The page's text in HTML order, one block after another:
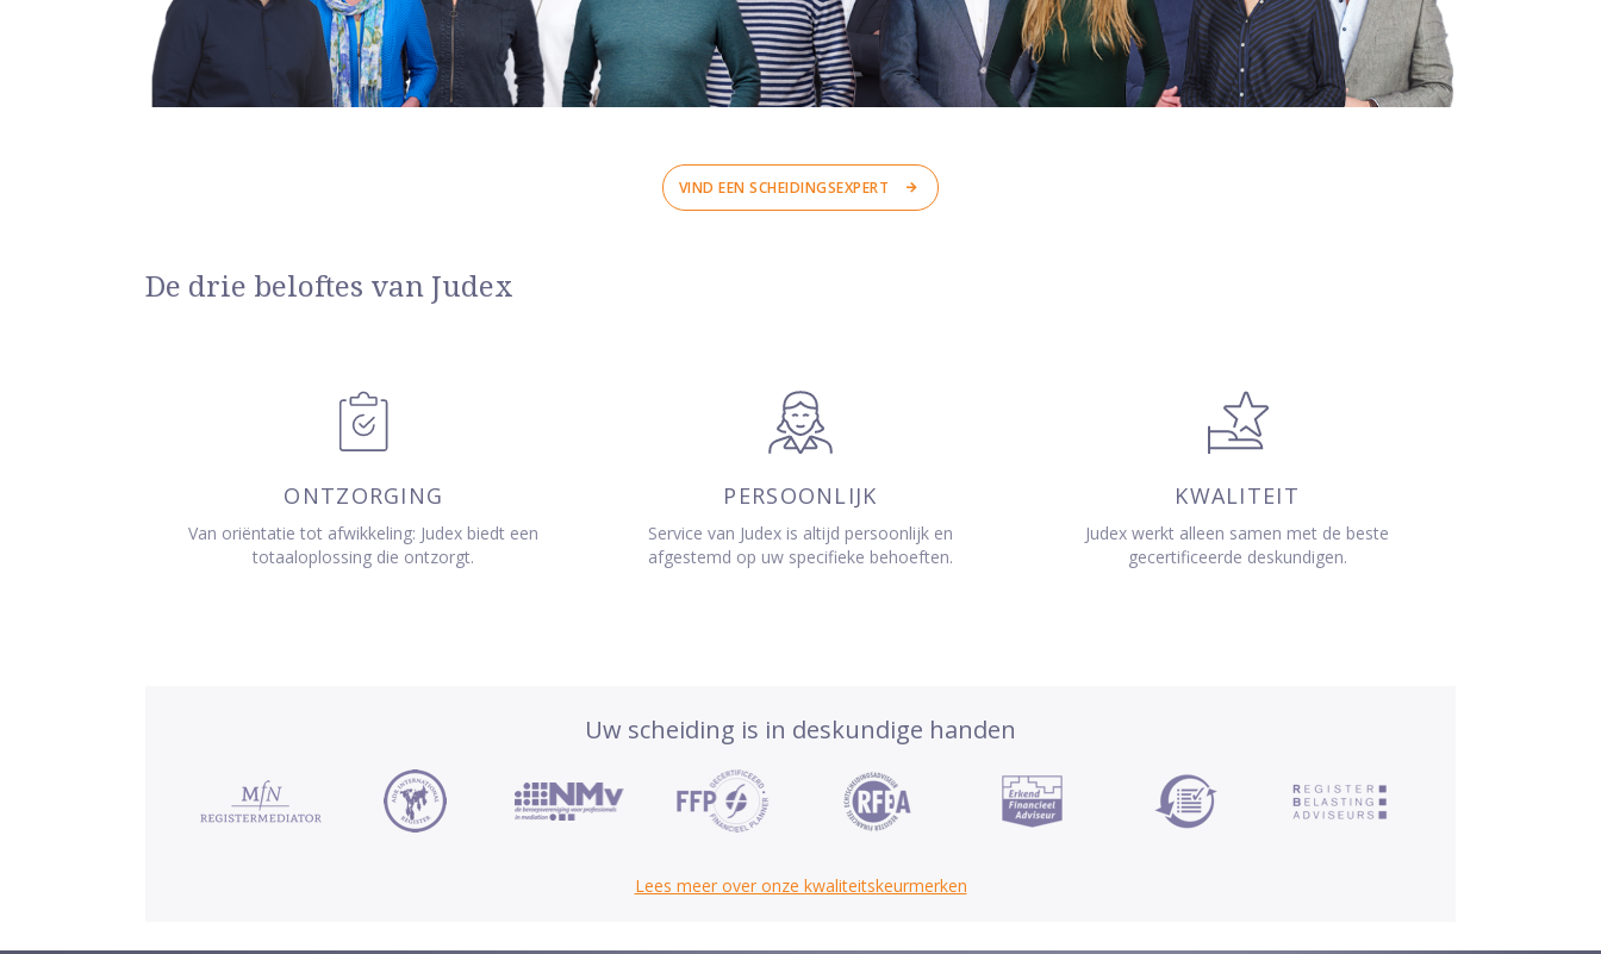
VIND EEN SCHEIDINGSEXPERT
De drie beloftes van Judex
ONTZORGING
Van oriëntatie tot afwikkeling: Judex biedt een
totaaloplossing die ontzorgt.
PERSOONLIJK
Service van Judex is altijd persoonlijk en
afgestemd op uw specifieke behoeften.
KWALITEIT
Judex werkt alleen samen met de beste
gecertificeerde deskundigen.
Uw scheiding is in deskundige handen
Lees meer over onze kwaliteitskeurmerken